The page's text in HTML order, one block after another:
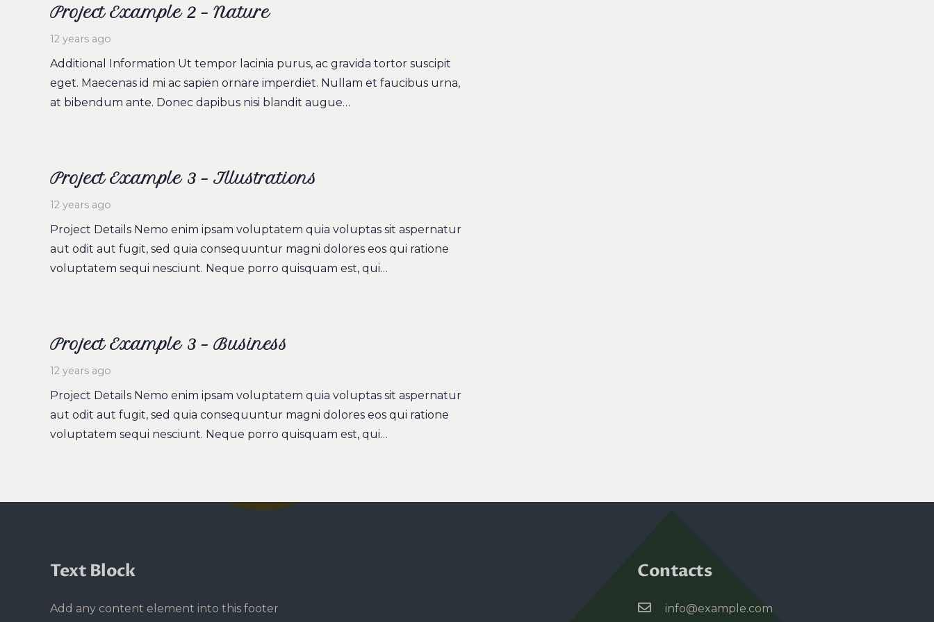
Project Example 2 – Nature
12 years ago
Additional Information Ut tempor lacinia purus, ac gravida tortor suscipit
eget. Maecenas id mi ac sapien ornare imperdiet. Nullam et faucibus urna,
at bibendum ante. Donec dapibus nisi blandit augue…
Project Example 3 – Illustrations
12 years ago
Project Details Nemo enim ipsam voluptatem quia voluptas sit aspernatur
aut odit aut fugit, sed quia consequuntur magni dolores eos qui ratione
voluptatem sequi nesciunt. Neque porro quisquam est, qui…
Project Example 3 – Business
12 years ago
Project Details Nemo enim ipsam voluptatem quia voluptas sit aspernatur
aut odit aut fugit, sed quia consequuntur magni dolores eos qui ratione
voluptatem sequi nesciunt. Neque porro quisquam est, qui…
Text Block
Add any content element into this footer
Contacts
info@example.com